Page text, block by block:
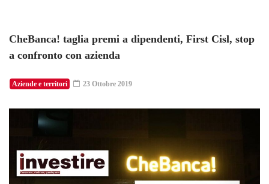
CheBanca! taglia premi a dipendenti, First Cisl, stop
a confronto con azienda
Aziende e territori 23 Ottobre 2019